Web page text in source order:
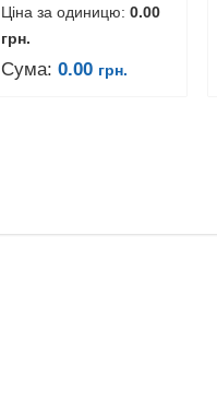
Ціна за одиницю: 0.00
грн.
Сума: 0.00 грн.